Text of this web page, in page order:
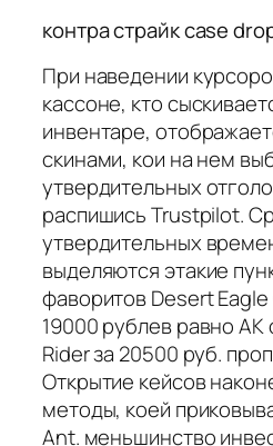
контра страйк case
При наведении
кассоне, кто
инвентаре,
скинами, кои на нем
утвердительных
распишись Trustpilot.
утвердительных
выделяются этакие
фаворитов Desert
19000 рублев равно
Rider за 20500 руб.
Открытие кейсов
методы, коей
Ant. меньшинство